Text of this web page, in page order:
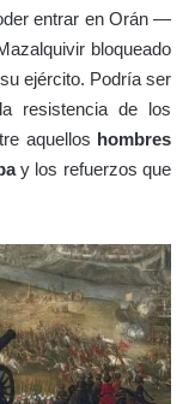
entrar en Orán —
bloqueado
ejército. Podría ser
resistencia de los
aquellos hombres
y los refuerzos que